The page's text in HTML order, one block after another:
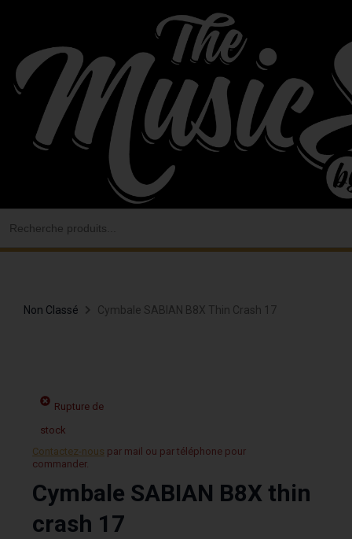
contenu
Non Classé Cymbale SABIAN B8X Thin Crash 17
Rupture de
stock
Contactez-nous par mail ou par téléphone pour
commander.
Cymbale SABIAN B8X thin
crash 17